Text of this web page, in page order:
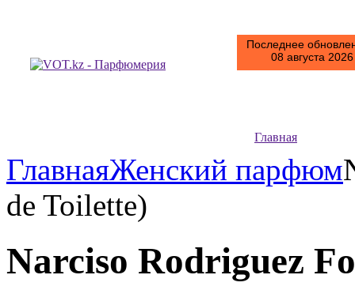
Последнее
08 августа
Главная
ГлавнаяЖенский парфюм
de Toilette)
Narciso Rodriguez